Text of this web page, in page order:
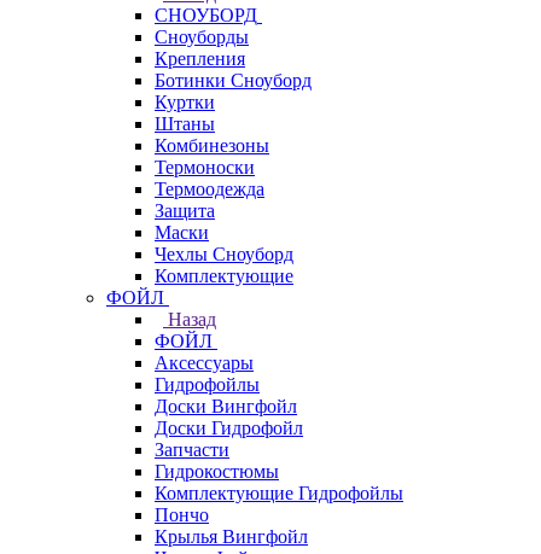
СНОУБОРД
Сноуборды
Крепления
Ботинки Сноуборд
Куртки
Штаны
Комбинезоны
Термоноски
Термоодежда
Защита
Маски
Чехлы Сноуборд
Комплектующие
ФОЙЛ
Назад
ФОЙЛ
Аксессуары
Гидрофойлы
Доски Вингфойл
Доски Гидрофойл
Запчасти
Гидрокостюмы
Комплектующие Гидрофойлы
Пончо
Крылья Вингфойл